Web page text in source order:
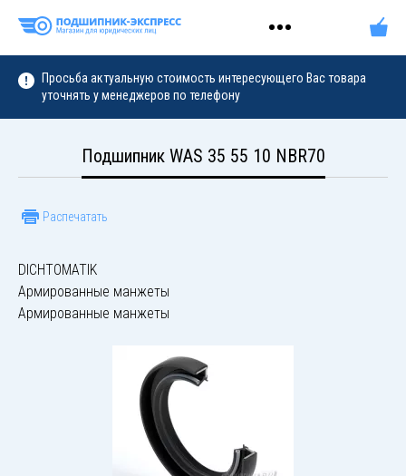
Просьба актуальную стоимость интересующего Вас товара
уточнять у менеджеров по телефону
Подшипник WAS 35 55 10 NBR70
Распечатать
DICHTOMATIK
Армированные манжеты
Армированные манжеты